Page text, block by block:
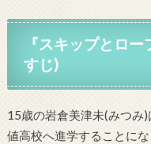
『スキップとロー
すじ)
15歳の岩倉美津未(みつみ
値高校へ進学することにな